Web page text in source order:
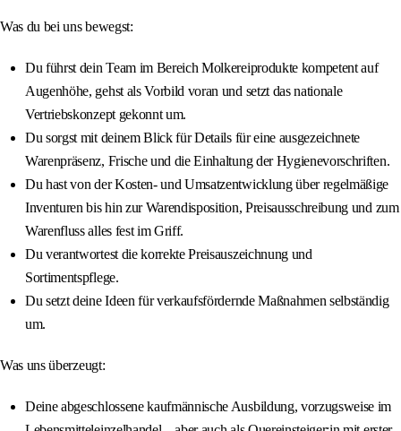
Was du bei uns bewegst:
Du führst dein Team im Bereich Molkereiprodukte kompetent auf
Augenhöhe, gehst als Vorbild voran und setzt das nationale
Vertriebskonzept gekonnt um.
Du sorgst mit deinem Blick für Details für eine ausgezeichnete
Warenpräsenz, Frische und die Einhaltung der Hygienevorschriften.
Du hast von der Kosten‑ und Umsatzentwicklung über regelmäßige
Inventuren bis hin zur Warendisposition, Preisausschreibung und zum
Warenfluss alles fest im Griff.
Du verantwortest die korrekte Preisauszeichnung und
Sortimentspflege.
Du setzt deine Ideen für verkaufsfördernde Maßnahmen selbständig
um.
Was uns überzeugt:
Deine abgeschlossene kaufmännische Ausbildung, vorzugsweise im